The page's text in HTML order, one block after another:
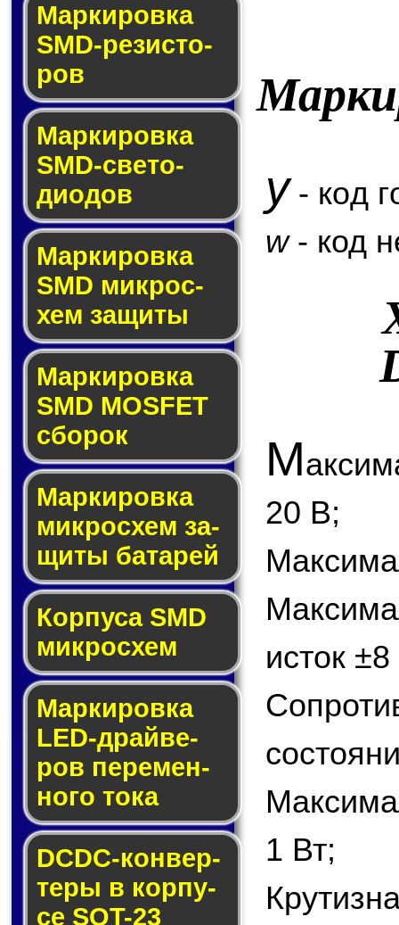
Маркировка
SMD-ре­зис­то­
ров
Маркировка
SMD-све­то­
дио­дов
Мар­ки­ров­ка
SMD мик­рос­
хем защиты
Мар­ки­ров­ка
SMD MOSFET
сбо­рок
Мар­ки­ров­ка
мик­ро­схем за­
щи­ты ба­та­рей
Корпуса SMD
мик­ро­схем
Маркировка
LED-драй­ве­
ров пе­ре­мен­
но­го то­ка
DCDC-кон­вер­
те­ры в кор­пу­
се SOT-23
y- код
w- код
М
20 В;
исток
1 Вт;